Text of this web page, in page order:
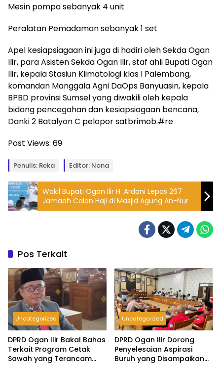
Mesin pompa sebanyak 4 unit
Peralatan Pemadaman sebanyak 1 set
Apel kesiapsiagaan ini juga di hadiri oleh Sekda Ogan
Ilir, para Asisten Sekda Ogan Ilir, staf ahli Bupati Ogan
Ilir, kepala Stasiun Klimatologi klas I Palembang,
komandan Manggala Agni DaOps Banyuasin, kepala
BPBD provinsi Sumsel yang diwakili oleh kepala
bidang pencegahan dan kesiapsiagaan bencana,
Danki 2 Batalyon C pelopor satbrimob.#re
Post Views: 69
Penulis: Reka Editor: Nona
Wakil Bupati Ogan Ilir H. Ardani Lepas 267
Jamaah Calon Haji di Masjid Agung An-Nur
Pos Terkait
Uncategorized
DPRD Ogan Ilir Bakal Bahas
Terkait Program Cetak
Sawah yang Terancam
Uncategorized
DPRD Ogan Ilir Dorong
Penyelesaian Aspirasi
Buruh yang Disampaikan